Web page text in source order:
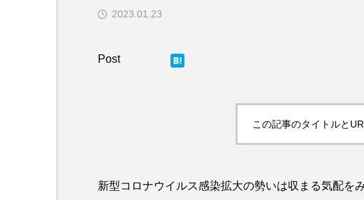
2023.01.23
Post
この記事のタイトルと
新型コロナウイルス感染拡大の勢いは収まる気配を